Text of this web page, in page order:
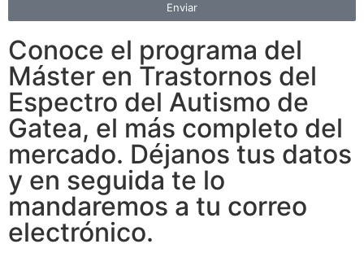
Enviar
Conoce el programa del
Máster en Trastornos del
Espectro del Autismo de
Gatea, el más completo del
mercado. Déjanos tus datos
y en seguida te lo
mandaremos a tu correo
electrónico.